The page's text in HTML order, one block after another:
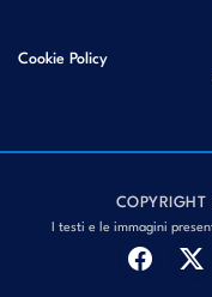
Cookie Policy
I testi e le immagini